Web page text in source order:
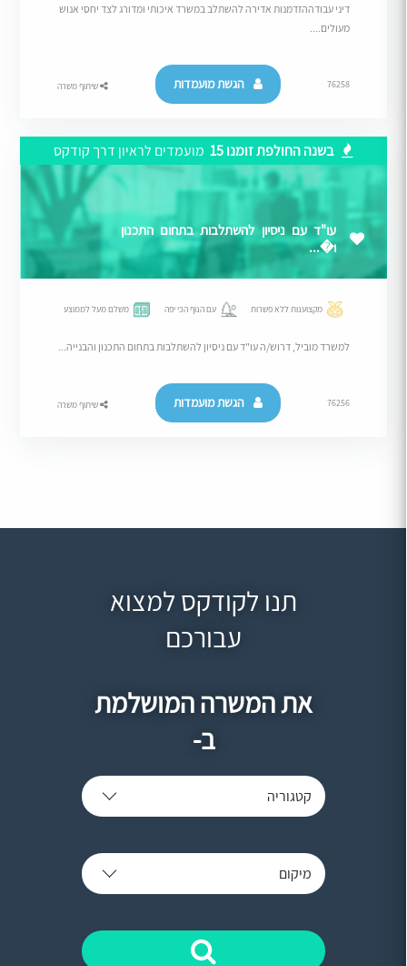
דיני עבודההזדמנות אדירה להשתלב במשרד איכותי ומדורג לצד יחסי אנוש
מעולים....
76258 הגשת מועמדות שיתוף משרה
בשנה החולפת זומנו 15 מועמדים לראיון דרך קודקס
עו"ד עם ניסיון להשתלבות בתחום התכנון
ו�...
מקצוענות ללא פשרות עם הנוף הכי יפה משלם מעל לממוצע
למשרד מוביל, דרוש/ה עו"ד עם ניסיון להשתלבות בתחום התכנון והבנייה...
76256 הגשת מועמדות שיתוף משרה
תנו לקודקס למצוא
עבורכם
את המשרה המושלמת
ב-
קטגוריה
מיקום